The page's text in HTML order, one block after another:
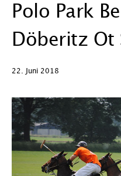
Polo Park
Döberitz Ot
22. Juni 2018